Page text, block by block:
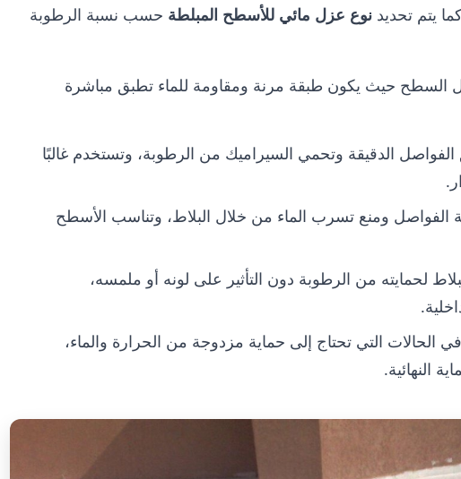
يتم تحديد نوع عزل مائي للأسطح المبلطة حسب نسبة الرطوبة
السطح حيث يكون طبقة مرنة ومقاومة للماء تطبق مباشرة
الفواصل الدقيقة وتحمي السيراميك من الرطوبة، وتستخدم غالبًا
الفواصل ومنع تسرب الماء من خلال البلاط، وتناسب الأسطح
لحمايته من الرطوبة دون التأثير على لونه أو ملمسه،
الحالات التي تحتاج إلى حماية مزدوجة من الحرارة والماء،
النهائية.